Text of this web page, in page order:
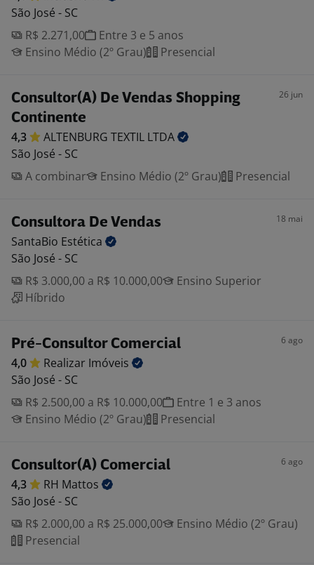
São José - SC
R$ 2.271,00
Entre 3 e 5 anos
Ensino Médio (2º Grau)
Presencial
Consultor(A) De Vendas Shopping
Continente
26 jun
4,3 ALTENBURG TEXTIL LTDA
São José - SC
A combinar
Ensino Médio (2º Grau) Presencial
Consultora De Vendas 18 mai
SantaBio Estética
São José - SC
R$ 3.000,00 a R$ 10.000,00
Ensino Superior
Híbrido
Pré-Consultor Comercial 6 ago
4,0 Realizar Imóveis
São José - SC
R$ 2.500,00 a R$ 10.000,00
Entre 1 e 3 anos
Ensino Médio (2º Grau)
Presencial
Consultor(A) Comercial 6 ago
4,3 RH Mattos
São José - SC
R$ 2.000,00 a R$ 25.000,00
Ensino Médio (2º Grau)
Presencial